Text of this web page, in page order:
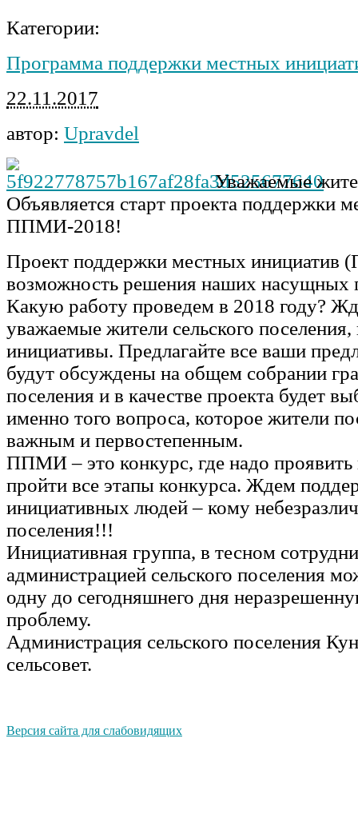
Категории:
Программа поддержки местных
22.11.2017
автор: Upravdel
Уважаемые
Объявляется старт проекта поддержки
ППМИ-2018!
Проект поддержки местных
возможность решения наших насущных
Какую работу проведем в 2018 году?
уважаемые жители сельского поселения,
инициативы. Предлагайте все ваши
будут обсуждены на общем собрании
поселения и в качестве проекта будет
именно того вопроса, которое жители
важным и первостепенным.
ППМИ – это конкурс, где надо проявить
пройти все этапы конкурса. Ждем
инициативных людей – кому
поселения!!!
Инициативная группа, в тесном
администрацией сельского поселения
одну до сегодняшнего дня
проблему.
Администрация сельского поселения
сельсовет.
Версия сайта для слабовидящих